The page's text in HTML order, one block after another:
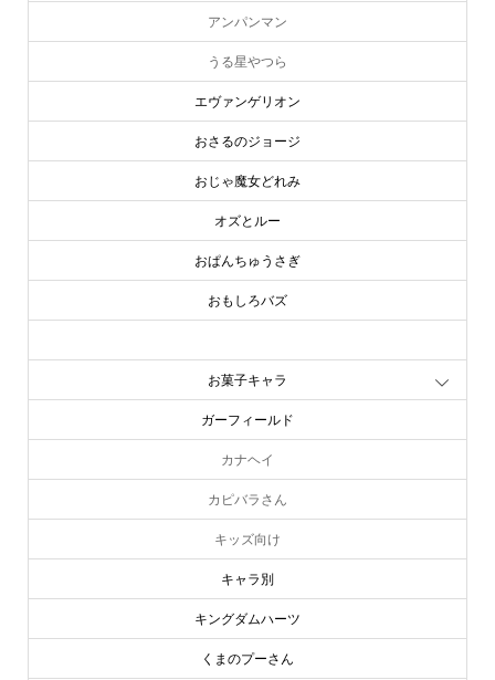
アンパンマン
うる星やつら
エヴァンゲリオン
おさるのジョージ
おじゃ魔女どれみ
オズとルー
おぱんちゅうさぎ
おもしろバズ
お菓子キャラ
ガーフィールド
カナヘイ
カピバラさん
キッズ向け
キャラ別
キングダムハーツ
くまのプーさん